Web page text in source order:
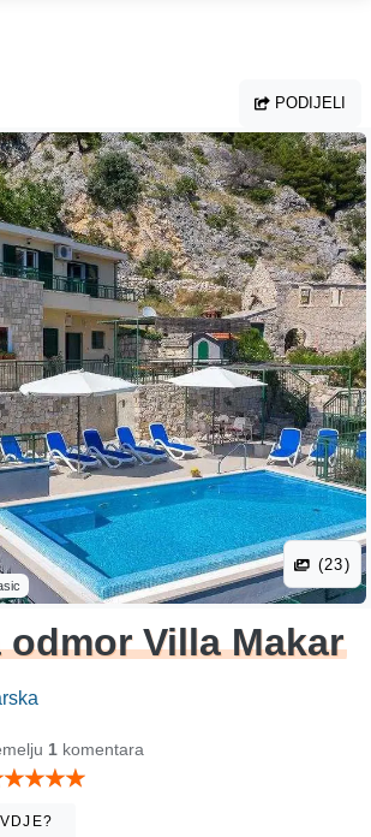
PODIJELI
(23)
odmor Villa Makar
1 komentara